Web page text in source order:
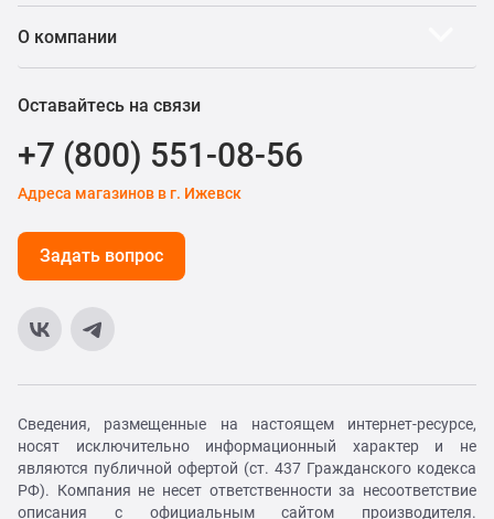
О компании
Оставайтесь на связи
+7 (800) 551-08-56
Адреса магазинов в г. Ижевск
Задать вопрос
Сведения, размещенные на настоящем интернет-ресурсе,
носят исключительно информационный характер и не
являются публичной офертой (ст. 437 Гражданского кодекса
РФ). Компания не несет ответственности за несоответствие
описания с официальным сайтом производителя.